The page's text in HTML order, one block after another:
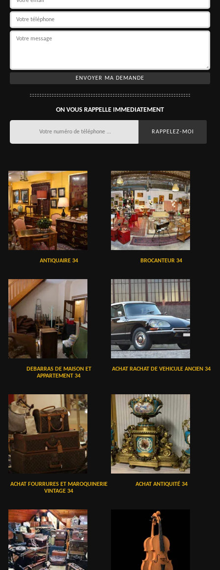
ON VOUS RAPPELLE IMMEDIATEMENT
ANTIQUAIRE 34 BROCANTEUR 34
DEBARRAS DE MAISON ET
APPARTEMENT 34
ACHAT RACHAT DE VEHICULE ANCIEN 34
ACHAT FOURRURES ET MAROQUINERIE
VINTAGE 34
ACHAT ANTIQUITÉ 34